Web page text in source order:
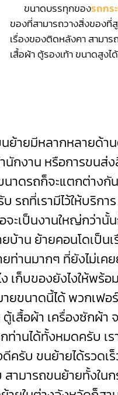
ขนาดบรรทุกของรถกร
ของที่สามารถวางสิ่งของที่
เรื่องของติดหลังคา สามา
เสื้อผ้า ตู้รองเท้า ขนาดสูง
ายมีหลากหลายด้า
กงาน หรือการขนส่ง
าดรถก็จะแตกต่าง
รถที่เรามีไว้ให้บริกา
ะเป็นงานใหญ่กว่านั้
บ้าน ย้ายคอนโดเป็น
ท่านมากๆ ที่ยังไม่เค
เก็บของยังไงให้พร้
ยขนาดนี้ได้ พวกเฟอ
เสื้อผ้า เครื่องซักผ้า
ท่านได้ทั้งหมดครับ เ
ครับ ขนย้ายได้รวดเ
ามารถขนย้ายทั้งใน